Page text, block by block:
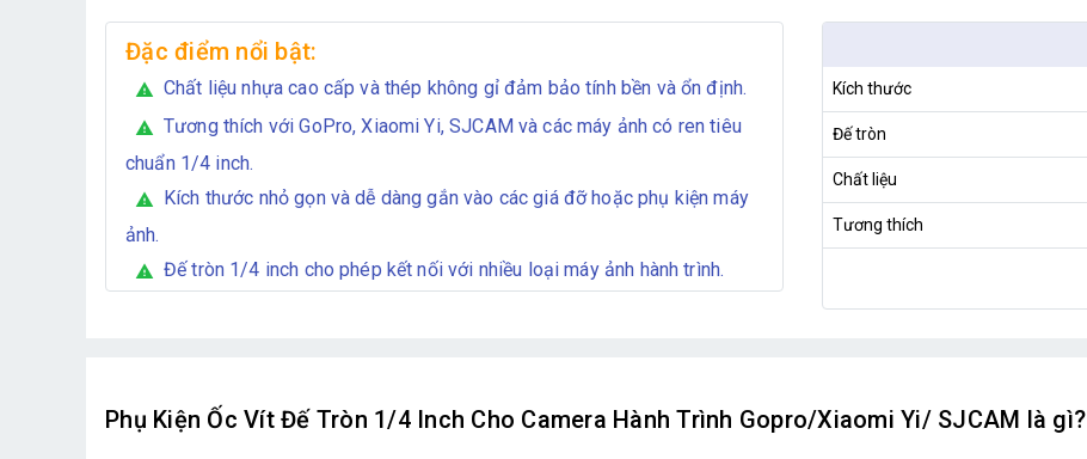
Đặc điểm nổi bật:
warning Chất liệu nhựa cao cấp và thép không gỉ đảm bảo tính bền và ổn định.
warning
Tương thích với GoPro, Xiaomi Yi, SJCAM và các máy ảnh có ren tiêu
chuẩn 1/4 inch.
warning
Kích thước nhỏ gọn và dễ dàng gắn vào các giá đỡ hoặc phụ kiện máy
ảnh.
warning Đế tròn 1/4 inch cho phép kết nối với nhiều loại máy ảnh hành trình.
Kích thước
Đế tròn
Chất liệu
Tương thích
Phụ Kiện Ốc Vít Đế Tròn 1/4 Inch Cho Camera Hành Trình Gopro/Xiaomi Yi/ SJCAM là gì?